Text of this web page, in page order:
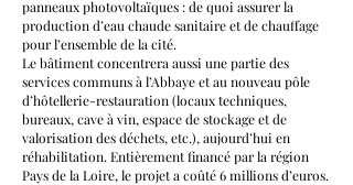
panneaux photovoltaïques : de quoi assurer la
production d’eau chaude sanitaire et de chauffage
pour l’ensemble de la cité.
Le bâtiment concentrera aussi une partie des
services communs à l’Abbaye et au nouveau pôle
d’hôtellerie-restauration (locaux techniques,
bureaux, cave à vin, espace de stockage et de
valorisation des déchets, etc.), aujourd’hui en
réhabilitation. Entièrement financé par la région
Pays de la Loire, le projet a coûté 6 millions d’euros.